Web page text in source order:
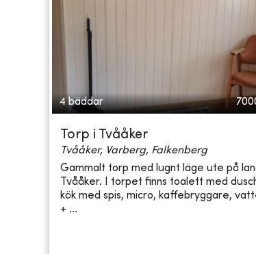
4 bäddar
Torp i Tvååker
Tvååker, Varberg, Falkenberg
Gammalt torp med lugnt läge ute på
Tvååker. I torpet finns toalett med
kök med spis, micro, kaffebryggare,
+ ...